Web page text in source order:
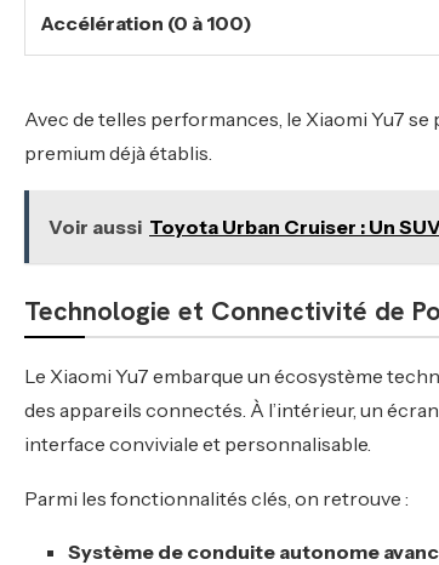
Accélération (0 à 100)
Avec de telles performances, le Xiaomi Yu7
premium déjà établis.
Voir aussi Toyota Urban Cruiser : Un
Technologie et Connectivité de
Le Xiaomi Yu7 embarque un écosystème
des appareils connectés. À l’intérieur, un
interface conviviale et personnalisable.
Parmi les fonctionnalités clés, on retrouve :
Système de conduite autonome